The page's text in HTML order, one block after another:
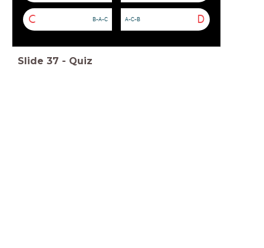
C B-A-C D
A-C-B
Slide 37 - Quiz